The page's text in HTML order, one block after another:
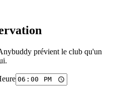
prévient le club qu'un